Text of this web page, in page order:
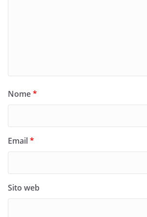
Nome*
Email*
Sito web